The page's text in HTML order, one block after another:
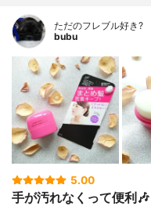
ただのフレブル好き?
bubu
5.00
手が汚れなくって便利🎶